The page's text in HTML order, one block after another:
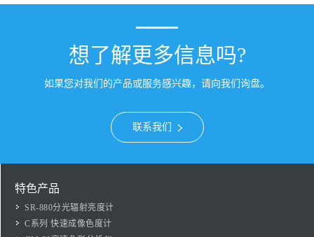
想了解更多信息吗?
如果您对我们的产品或服务感兴趣，请向我们询盘。
联系我们
特色产品
SR-880分光辐射亮度计
C系列 快速成像色度计